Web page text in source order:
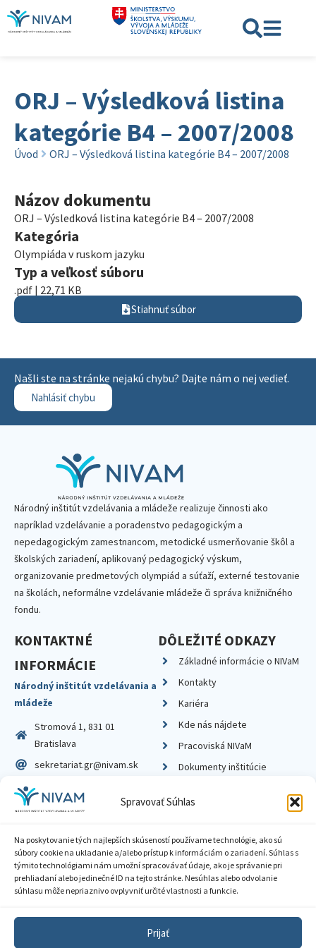
Spravovať Súhlas
Na poskytovanie tých najlepších skúseností používame technológie, ako sú
súbory cookie na ukladanie a/alebo prístup k informáciám o zariadení. Súhlas s
týmito technológiami nám umožní spracovávať údaje, ako je správanie pri
prehliadaní alebo jedinečné ID na tejto stránke. Nesúhlas alebo odvolanie
súhlasu môže nepriaznivo ovplyvniť určité vlastnosti a funkcie.
Prijať
ORJ – Výsledková listina
kategórie B4 – 2007/2008
Úvod ORJ – Výsledková listina kategórie B4 – 2007/2008
Názov dokumentu
ORJ – Výsledková listina kategórie B4 – 2007/2008
Kategória
Olympiáda v ruskom jazyku
Typ a veľkosť súboru
.pdf | 22,71 KB
Stiahnuť súbor
Našli ste na stránke nejakú chybu? Dajte nám o nej vedieť.
Nahlásiť chybu
Národný inštitút vzdelávania a mládeže realizuje činnosti ako
napríklad vzdelávanie a poradenstvo pedagogickým a
nepedagogickým zamestnancom, metodické usmerňovanie škôl a
školských zariadení, aplikovaný pedagogický výskum,
organizovanie predmetových olympiád a súťaží, externé testovanie
na školách, neformálne vzdelávanie mládeže či správa knižničného
fondu.
KONTAKTNÉ
INFORMÁCIE
Národný inštitút vzdelávania a
mládeže
Stromová 1, 831 01
Bratislava
sekretariat.gr@nivam.sk
IČO: 00164348
DIČ: 2020798714
DÔLEŽITÉ ODKAZY
Základné informácie o NIVaM
Kontakty
Kariéra
Kde nás nájdete
Pracoviská NIVaM
Dokumenty inštitúcie
Zásady ochrany súkromia
Sprístupnenie informácií